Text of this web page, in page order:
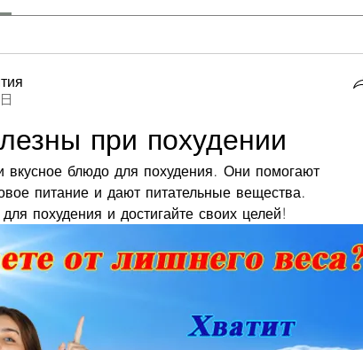
при похудении
вкусное блюдо для похудения. Они помогают
питание и дают питательные вещества.
похудения и достигайте своих целей!